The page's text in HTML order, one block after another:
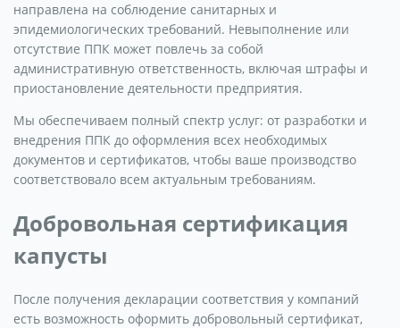
направлена на соблюдение санитарных и
эпидемиологических требований. Невыполнение или
отсутствие ППК может повлечь за собой
административную ответственность, включая штрафы и
приостановление деятельности предприятия.
Мы обеспечиваем полный спектр услуг: от разработки и
внедрения ППК до оформления всех необходимых
документов и сертификатов, чтобы ваше производство
соответствовало всем актуальным требованиям.
Добровольная сертификация
капусты
После получения декларации соответствия у компаний
есть возможность оформить добровольный сертификат,